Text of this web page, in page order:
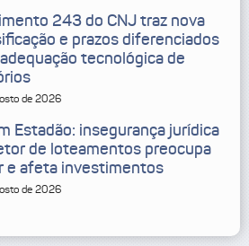
243 do CNJ traz nova
e prazos diferenciados
tecnológica de
de 2026
Estadão: insegurança jurídica
de loteamentos preocupa
e afeta investimentos
de 2026